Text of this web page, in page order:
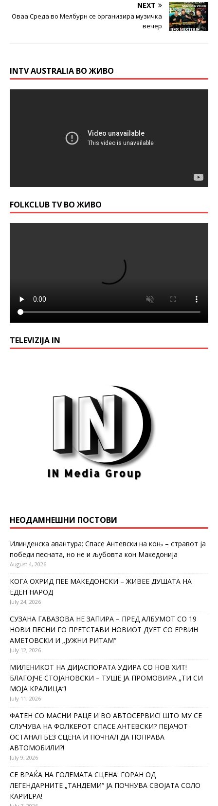
NEXT
Оваа Среда во Мелбурн се организира музичка
вечер
INTV AUSTRALIA ВО ЖИВО
FOLKCLUB TV ВО ЖИВО
TELEVIZIJA IN
НЕОДАМНЕШНИ ПОСТОВИ
Илинденска авантура: Спасе Антевски на коњ – стравот ја
победи песната, но не и љубовта кон Македонија
August 4, 2026
КОГА ОХРИД ПЕЕ МАКЕДОНСКИ – ЖИВЕЕ ДУШАТА НА
ЕДЕН НАРОД
July 24, 2026
СУЗАНА ГАВАЗОВА НЕ ЗАПИРА – ПРЕД АЛБУМОТ СО 19
НОВИ ПЕСНИ ГО ПРЕТСТАВИ НОВИОТ ДУЕТ СО ЕРВИН
АМЕТОВСКИ И „ЈУЖНИ РИТАМ“
July 12, 2026
МИЛЕНИКОТ НА ДИЈАСПОРАТА УДИРА СО НОВ ХИТ!
БЛАГОЈЧЕ СТОЈАНОВСКИ – ТУШЕ ЈА ПРОМОВИРА „ТИ СИ
МОЈА КРАЛИЦА“!
July 11, 2026
ФАТЕН СО МАСНИ РАЦЕ И ВО АВТОСЕРВИС! ШТО МУ СЕ
СЛУЧУВА НА ФОЛКЕРОТ СПАСЕ АНТЕВСКИ? ПЕЈАЧОТ
ОСТАНАЛ БЕЗ СЦЕНА И ПОЧНАЛ ДА ПОПРАВА
АВТОМОБИЛИ?!
July 9, 2026
СЕ ВРАЌА НА ГОЛЕМАТА СЦЕНА: ГОРАН ОД
ЛЕГЕНДАРНИТЕ „ТАНДЕМИ“ ЈА ПОЧНУВА СВОЈАТА СОЛО
КАРИЕРА!